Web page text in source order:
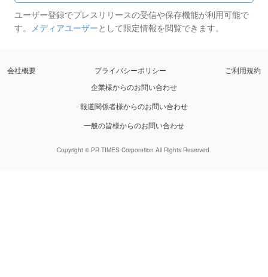
ユーザー登録でプレスリリースの受信や保存機能が利用可能で
す。 メディアユーザーとして限定情報を閲覧できます。
会社概要 プライバシーポリシー
ご利用規約
企業様からのお問い合わせ
報道関係者様からのお問い合わせ
一般の皆様からのお問い合わせ
Copyright © PR TIMES Corporation All Rights Reserved.